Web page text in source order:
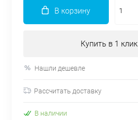
В корзину
Купить в 1 клик
Нашли дешевле
Рассчитать доставку
В наличии